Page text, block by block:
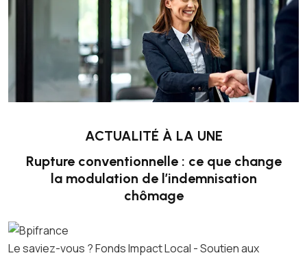
ACTUALITÉ À LA UNE
Rupture conventionnelle : ce que change
la modulation de l’indemnisation
chômage
Le saviez-vous ?Fonds Impact Local - Soutien aux